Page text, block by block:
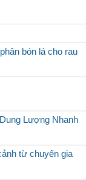
bón lá cho rau
Lượng Nhanh
từ chuyên gia